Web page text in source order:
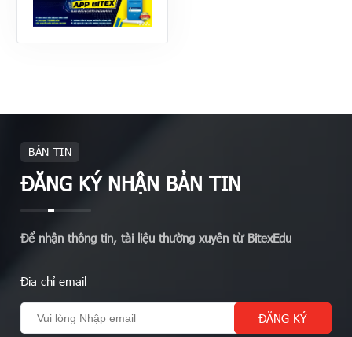
BẢN TIN
ĐĂNG KÝ NHẬN BẢN TIN
Để nhận thông tin, tài liệu thường xuyên từ BitexEdu
Địa chỉ email